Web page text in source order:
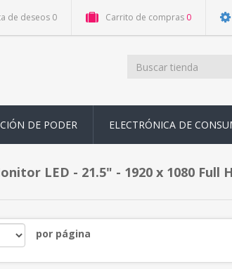
de deseos 0 Carrito de compras 0
DE PODER ELECTRÓNICA DE
LED - 21.5" - 1920 x 1080 Full
por página